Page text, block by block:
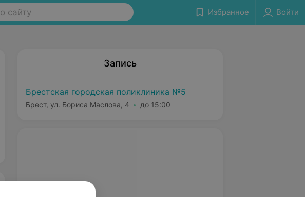
сайту Избранное Войти
Запись
Брестская городская поликлиника №5
Брест, ул. Бориса Маслова, 4 до 15:00